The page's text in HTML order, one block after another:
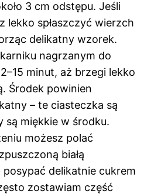
3 cm odstępu. Jeśli
lekko spłaszczyć wierzch
delikatny wzorek.
nagrzanym do
minut, aż brzegi lekko
Środek powinien
– te ciasteczka są
są miękkie w środku.
możesz polać
białą
posypać delikatnie cukrem
zostawiam część